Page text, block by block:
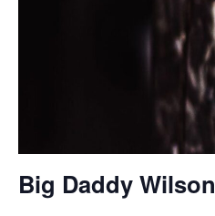
Big Daddy Wilson